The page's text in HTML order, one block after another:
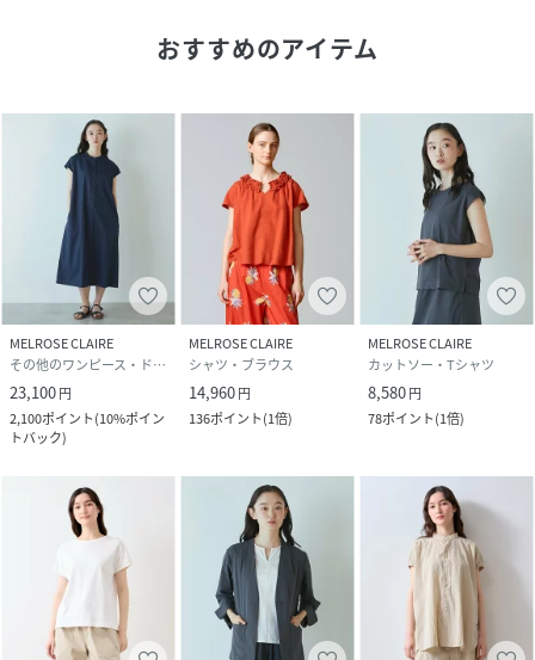
FREE
A0764FB001-01-9 RZ1945
おすすめのアイテム
MELROSE CLAIRE
その他のワンピース・ドレス
23,100円
2,100ポイント(10%ポイン
トバック)
MELROSE CLAIRE
シャツ・ブラウス
14,960円
136ポイント(1倍)
MELROSE CLAIRE
カットソー・Tシャツ
8,580円
78ポイント(1倍)